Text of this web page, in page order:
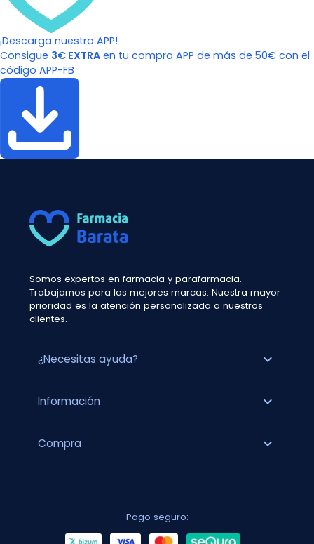
¡Descarga nuestra APP!
Consigue 3€ EXTRA en tu compra APP de más de 50€ con el
código APP-FB
Somos expertos en farmacia y parafarmacia.
Trabajamos para las mejores marcas. Nuestra mayor
prioridad es la atención personalizada a nuestros
clientes.
¿Necesitas ayuda? expand_more
Información expand_more
Compra expand_more
Pago seguro: